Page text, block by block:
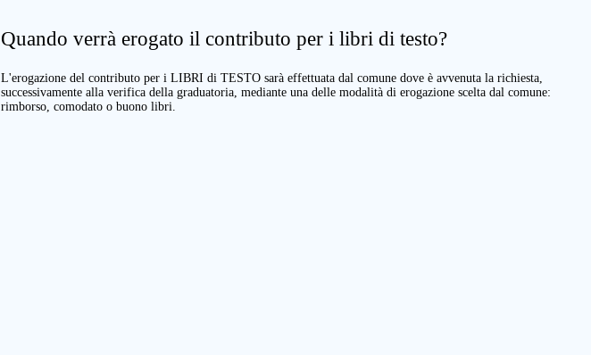
Quando verrà erogato il contributo per i libri di testo?
L'erogazione del contributo per i LIBRI di TESTO sarà effettuata dal comune dove è avvenuta la richiesta,
successivamente alla verifica della graduatoria, mediante una delle modalità di erogazione scelta dal comune:
rimborso, comodato o buono libri.